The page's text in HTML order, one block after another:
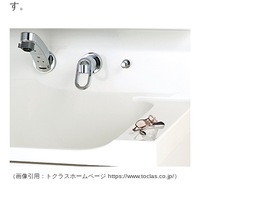
す。
（画像引用：トクラスホームページ https://www.toclas.co.jp/）